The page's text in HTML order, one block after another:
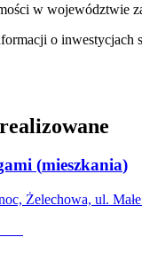
w województwie
o inwestycjach
(mieszkania)
Żelechowa, ul.